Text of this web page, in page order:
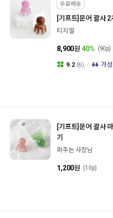
무료배송
[기프트]문어 괄사 2
티지엘
8,900원40% (90p)
9.2 (6) 가
[기프트]문어 괄사
기
퍼주는 사장님
1,200원 (10p)